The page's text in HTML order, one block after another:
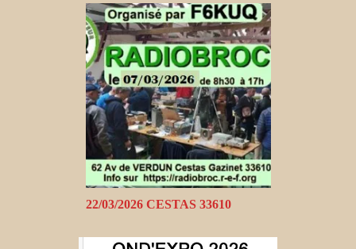
22/03/2026 CESTAS 33610